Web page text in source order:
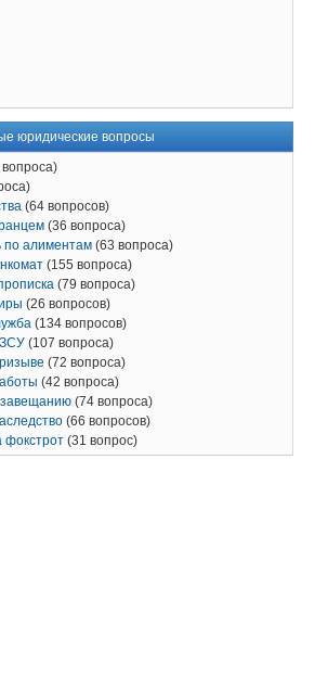
юридические вопросы
(64 вопросов)
(36 вопроса)
по алиментам (63 вопроса)
(155 вопроса)
(79 вопроса)
(26 вопросов)
(134 вопросов)
(107 вопроса)
(72 вопроса)
(42 вопроса)
завещанию (74 вопроса)
(66 вопросов)
фокстрот (31 вопрос)